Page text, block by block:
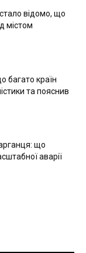
стало відомо, що
містом
багато країн
та пояснив
що
аварії